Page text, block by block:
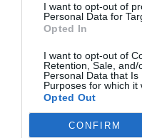
I want to opt-out of
Personal Data for
Opted In
I want to opt-out of
Retention, Sale,
Personal Data that
Purposes for which it
Opted Out
CONFIRM